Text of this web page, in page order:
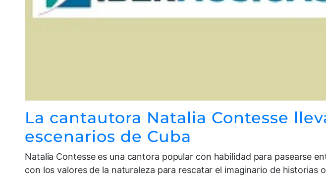
La cantautora Natalia Contesse
escenarios de Cuba
Natalia Contesse es una cantora popular con habilidad para pasearse
con los valores de la naturaleza para rescatar el imaginario de